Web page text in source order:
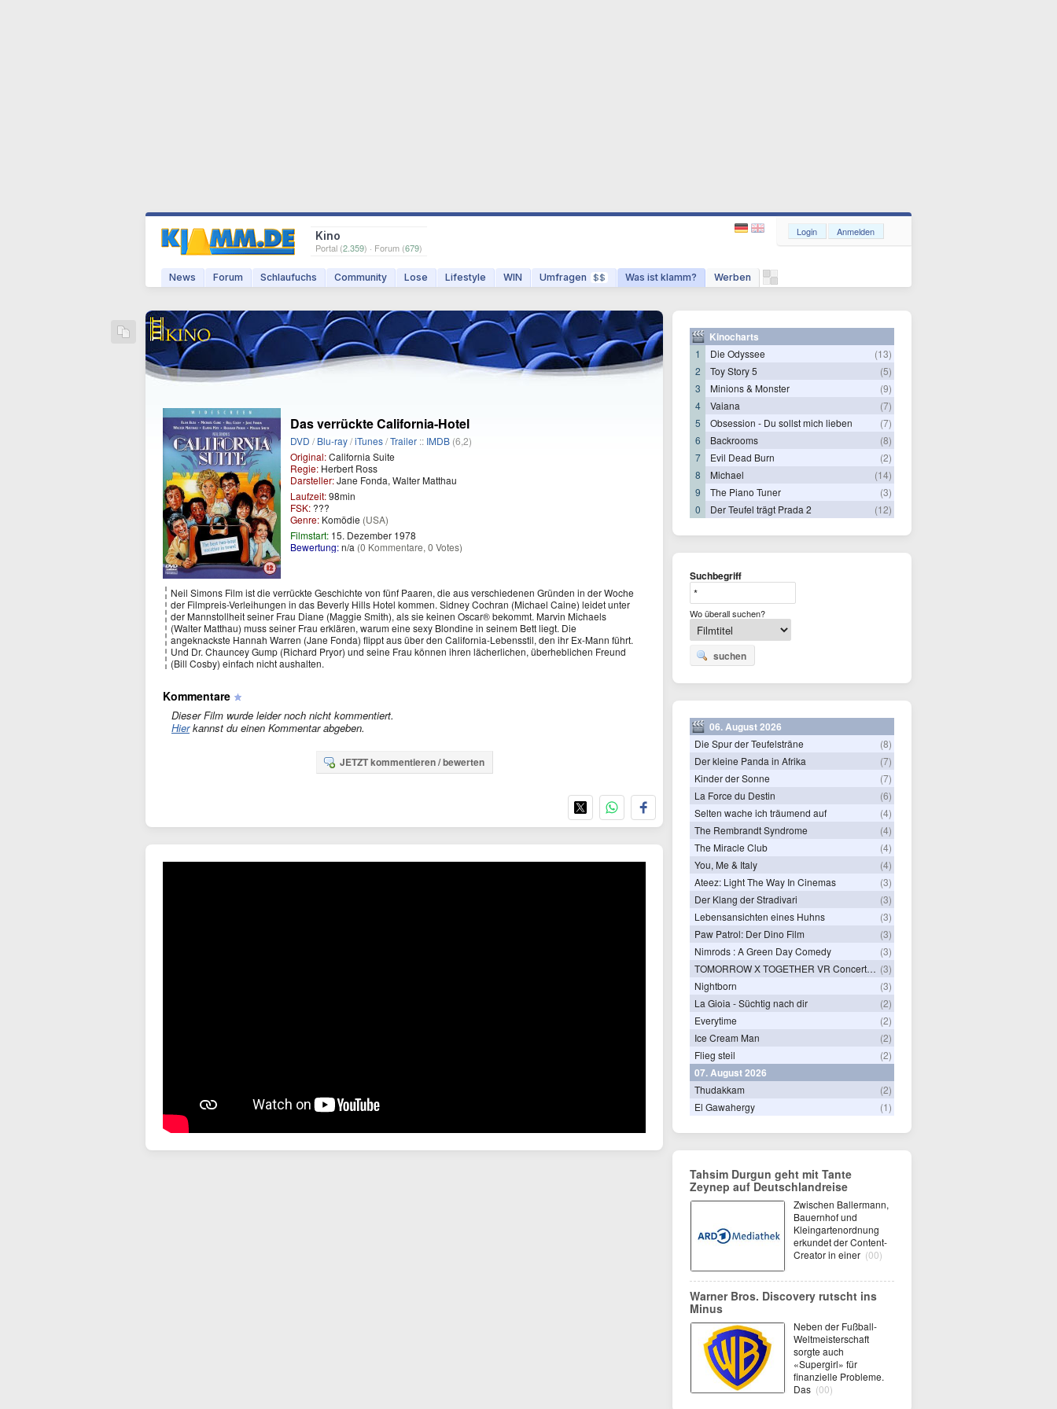
Kino
Portal (2.359) · Forum (679)
News Forum Schlaufuchs Community Lose Lifestyle WIN Umfragen $$ Was ist klamm? Werben
Login Anmelden
Das verrückte California-Hotel
DVD /Blu-ray/iTunes/Trailer :: IMDB (6,2)
Original:California Suite
Regie: Herbert Ross
Darsteller:Jane Fonda, Walter Matthau
Laufzeit:98min
FSK: ???
Genre: Komödie (USA)
Filmstart: 15. Dezember 1978
Bewertung:n/a (0 Kommentare, 0 Votes)
Neil Simons Film ist die verrückte Geschichte von fünf Paaren, die aus verschiedenen Gründen in der Woche
der Filmpreis-Verleihungen in das Beverly Hills Hotel kommen. Sidney Cochran (Michael Caine) leidet unter
der Mannstollheit seiner Frau Diane (Maggie Smith), als sie keinen Oscar® bekommt. Marvin Michaels
(Walter Matthau) muss seiner Frau erklären, warum eine sexy Blondine in seinem Bett liegt. Die
angeknackste Hannah Warren (Jane Fonda) flippt aus über den California-Lebensstil, den ihr Ex-Mann führt.
Und Dr. Chauncey Gump (Richard Pryor) und seine Frau können ihren lächerlichen, überheblichen Freund
(Bill Cosby) einfach nicht aushalten.
Kommentare
Dieser Film wurde leider noch nicht kommentiert.
Hierkannst du einen Kommentar abgeben.
JETZT kommentieren / bewerten
Kinocharts
1 Die Odyssee
(13)
2
Toy Story 5
(5)
3
Minions & Monster
(9)
4
Vaiana
(7)
5
Obsession - Du sollst mich lieben
(7)
6
Backrooms
(8)
7
Evil Dead Burn
(2)
8
Michael
(14)
9
The Piano Tuner
(3)
0
Der Teufel trägt Prada 2 (12)
Suchbegriff
Wo überall suchen?
suchen
06. August 2026
Die Spur der Teufelsträne
(8)
Der kleine Panda in Afrika
(7)
Kinder der Sonne
(7)
La Force du Destin
(6)
Selten wache ich träumend auf
(4)
The Rembrandt Syndrome
(4)
The Miracle Club
(4)
You, Me & Italy
(4)
Ateez: Light The Way In Cinemas
(3)
Der Klang der Stradivari
(3)
Lebensansichten eines Huhns
(3)
Paw Patrol: Der Dino Film
(3)
Nimrods : A Green Day Comedy
(3)
TOMORROW X TOGETHER VR Concert: Endless Ride (3)
Nightborn
(3)
La Gioia - Süchtig nach dir
(2)
Everytime
(2)
Ice Cream Man
(2)
Flieg steil
(2)
07. August 2026
Thudakkam
(2)
El Gawahergy
(1)
Tahsim Durgun geht mit Tante
Zeynep auf Deutschlandreise
Zwischen Ballermann,
Bauernhof und
Kleingartenordnung
erkundet der Content-
Creator in einer (00)
Warner Bros. Discovery rutscht ins
Minus
Neben der Fußball-
Weltmeisterschaft
sorgte auch
«Supergirl» für
finanzielle Probleme.
Das (00)